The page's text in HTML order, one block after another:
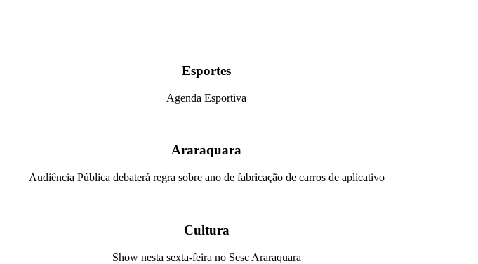
Esportes
Agenda Esportiva
Araraquara
Audiência Pública debaterá regra sobre ano de fabricação de carros de aplicativo
Cultura
Show nesta sexta-feira no Sesc Araraquara